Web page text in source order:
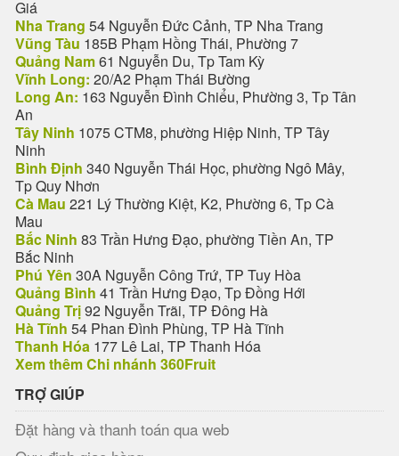
Giá
Nha Trang 54 Nguyễn Đức Cảnh, TP Nha Trang
Vũng Tàu 185B Phạm Hồng Thái, Phường 7
Quảng Nam61 Nguyễn Du, Tp Tam Kỳ
Vĩnh Long: 20/A2 Phạm Thái Bường
Long An: 163 Nguyễn Đình Chiểu, Phường 3, Tp Tân
An
Tây Ninh 1075 CTM8, phường Hiệp Ninh, TP Tây
Ninh
Bình Định 340 Nguyễn Thái Học, phường Ngô Mây,
Tp Quy Nhơn
Cà Mau 221 Lý Thường Kiệt, K2, Phường 6, Tp Cà
Mau
Bắc Ninh 83 Trần Hưng Đạo, phường Tiền An, TP
Bắc Ninh
Phú Yên 30A Nguyễn Công Trứ, TP Tuy Hòa
Quảng Bình 41 Trần Hưng Đạo, Tp Đồng Hới
Quảng Trị92 Nguyễn Trãi, TP Đông Hà
Hà Tĩnh 54 Phan Đình Phùng, TP Hà Tĩnh
Thanh Hóa 177 Lê Lai, TP Thanh Hóa
Xem thêm Chi nhánh 360Fruit
TRỢ GIÚP
Đặt hàng và thanh toán qua web